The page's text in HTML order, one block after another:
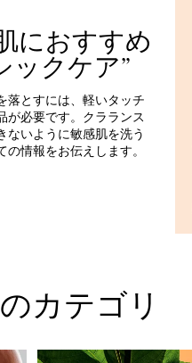
におすすめ
ックケア
落とすには、軽いタッチ
が必要です。クラランス
ないように敏感肌を洗う
の情報をお伝えします。
カテゴリ